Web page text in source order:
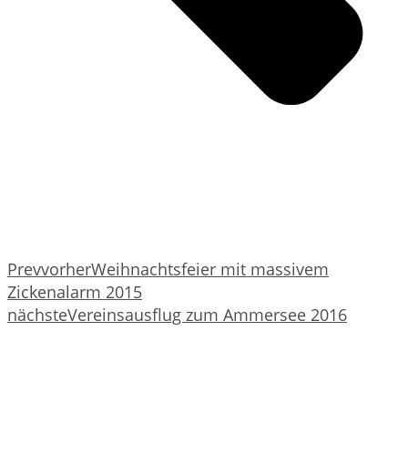
PrevvorherWeihnachtsfeier mit massivem
Zickenalarm 2015
nächsteVereinsausflug zum Ammersee 2016